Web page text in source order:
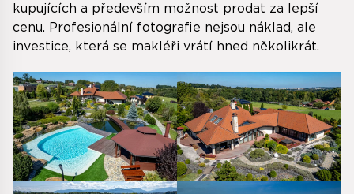
kupujících a především možnost prodat za lepší
cenu. Profesionální fotografie nejsou náklad, ale
investice, která se makléři vrátí hned několikrát.